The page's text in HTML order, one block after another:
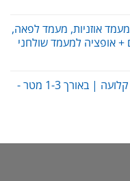
אוזניות, מעמד לפאה,
אופציה למעמד שולחני
כרית נחשוש לחדר ילדים | קלועה | באורך 1-3 מטר -